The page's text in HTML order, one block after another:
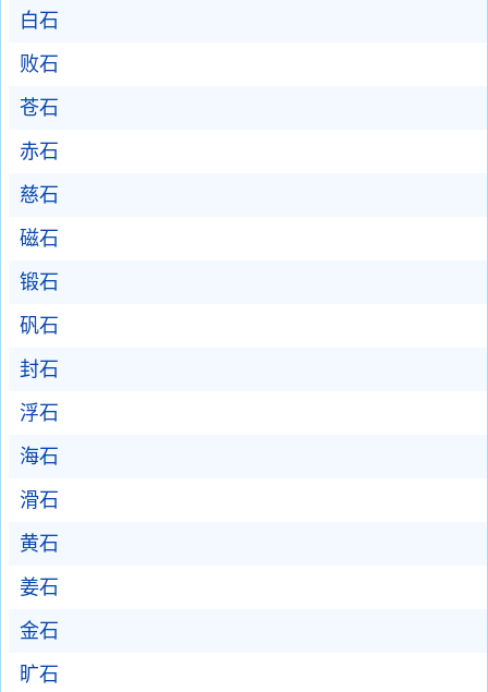
白石
败石
苍石
赤石
慈石
磁石
锻石
矾石
封石
浮石
海石
滑石
黄石
姜石
金石
旷石